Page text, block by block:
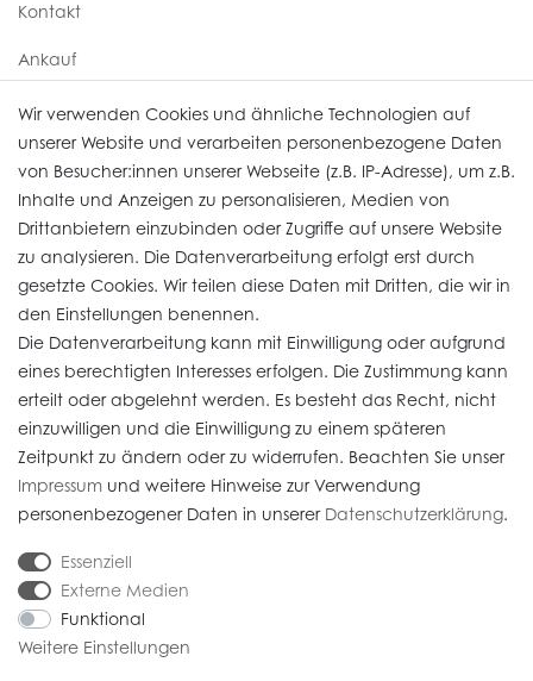
Kontakt
Ankauf
Uhren Service
Vertrag widerrufen
Informationen
Widerrufs­recht
Impressum
AGB
Wir verwenden Cookies und ähnliche Technologien auf
unserer Website und verarbeiten personenbezogene Daten
von Besucher:innen unserer Webseite (z.B. IP-Adresse), um z.B.
Inhalte und Anzeigen zu personalisieren, Medien von
Drittanbietern einzubinden oder Zugriffe auf unsere Website
zu analysieren. Die Datenverarbeitung erfolgt erst durch
gesetzte Cookies. Wir teilen diese Daten mit Dritten, die wir in
den Einstellungen benennen.
Die Datenverarbeitung kann mit Einwilligung oder aufgrund
eines berechtigten Interesses erfolgen. Die Zustimmung kann
erteilt oder abgelehnt werden. Es besteht das Recht, nicht
einzuwilligen und die Einwilligung zu einem späteren
Zeitpunkt zu ändern oder zu widerrufen. Beachten Sie unser
Impressum und weitere Hinweise zur Verwendung
personenbezogener Daten in unserer Daten­schutz­erklärung.
Essenziell
Externe Medien
Funktional
Weitere Einstellungen